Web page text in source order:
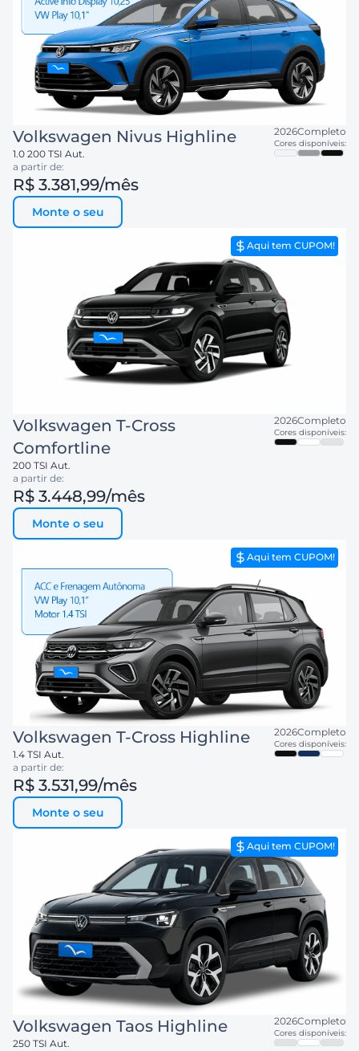
Volkswagen Nivus Highline
1.0 200 TSI Aut.
2026Completo
Cores disponíveis:
a partir de:
R$ 3.381,99/mês
Monte o seu
Aqui tem CUPOM!
Volkswagen T-Cross
Comfortline
200 TSI Aut.
2026Completo
Cores disponíveis:
a partir de:
R$ 3.448,99/mês
Monte o seu
Aqui tem CUPOM!
Volkswagen T-Cross Highline
1.4 TSI Aut.
2026Completo
Cores disponíveis:
a partir de:
R$ 3.531,99/mês
Monte o seu
Aqui tem CUPOM!
Volkswagen Taos Highline
250 TSI Aut.
2026Completo
Cores disponíveis: